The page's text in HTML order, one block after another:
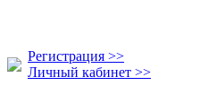
Регистрация >>
Личный кабинет >>